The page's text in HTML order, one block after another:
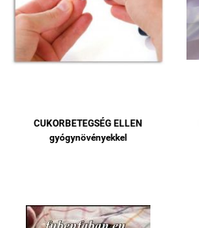
CUKORBETEGSÉG ELLEN
gyógynövényekkel